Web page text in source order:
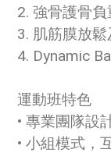
2. 強骨護骨
3. 肌筋膜放
4. Dynamic
運動班特色
• 專業團隊設
• 小組模式，